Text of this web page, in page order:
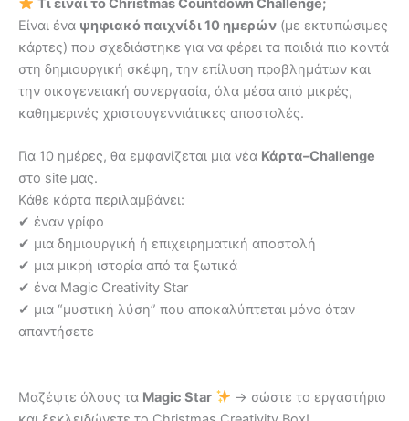
Τι είναι το Christmas Countdown Challenge;
Είναι ένα ψηφιακό παιχνίδι 10 ημερών (με εκτυπώσιμες
κάρτες) που σχεδιάστηκε για να φέρει τα παιδιά πιο κοντά
στη δημιουργική σκέψη, την επίλυση προβλημάτων και
την οικογενειακή συνεργασία, όλα μέσα από μικρές,
καθημερινές χριστουγεννιάτικες αποστολές.
Για 10 ημέρες, θα εμφανίζεται μια νέα Κάρτα–Challenge
στο site μας.
Κάθε κάρτα περιλαμβάνει:
✔ έναν γρίφο
✔ μια δημιουργική ή επιχειρηματική αποστολή
✔ μια μικρή ιστορία από τα ξωτικά
✔ ένα Magic Creativity Star
✔ μια “μυστική λύση” που αποκαλύπτεται μόνο όταν
απαντήσετε
Μαζέψτε όλους τα Magic Star
→ σώστε το εργαστήριο